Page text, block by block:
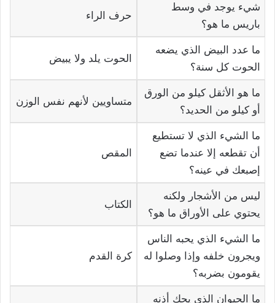
شيء يوجد في وسط
باريس ما هو؟
حرف الراء
ما عدد البيض الذي يضعه
الحوت كل سنة؟
الحوت يلد ولا يبيض
ما هو الأثقل كيلو من الورق
أو كيلو من الحديد؟
متساويين لأنهم نفس الوزن
ما الشيء الذي لا تستطيع
أن تقطعه إلا عندما تضع
إصبعك في عينه؟
المقص
ليس من الأشجار ولكنه
يحتوي على الأوراق ما هو؟
الكتاب
ما الشيء الذي يحبه الناس
ويجرون خلفه وإذا وصلوا له
يقومون بضربه؟
كرة القدم
ما الحيوان الذي يحك أذنه